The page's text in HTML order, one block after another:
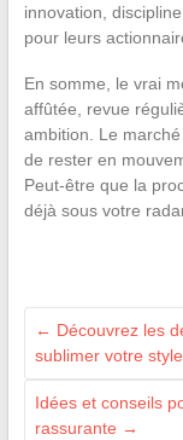
innovation,
pour leurs
En somme, le vrai
affûtée, revue
ambition. Le
de rester en
Peut-être que la
déjà sous votre
← Découvrez les
sublimer votre
Idées et conseils
rassurante →